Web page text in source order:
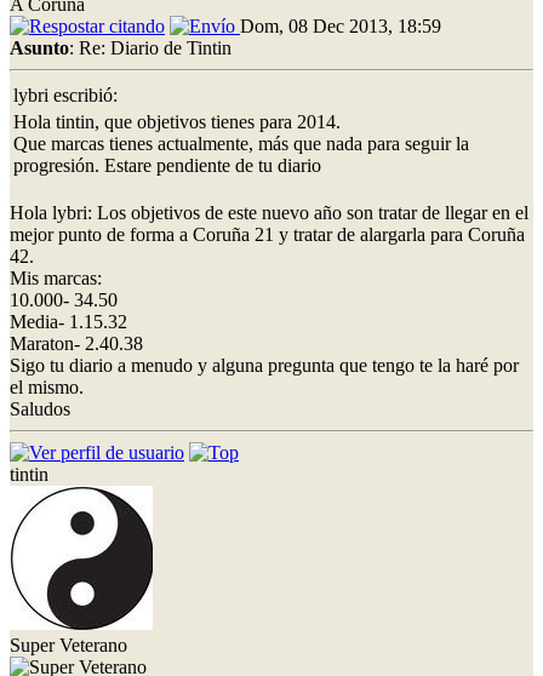
Dom, 08 Dec 2013, 18:59
Asunto: Re: Diario de Tintin
lybri escribió:
Hola tintin, que objetivos tienes para 2014.
Que marcas tienes actualmente, más que nada para seguir la
progresión. Estare pendiente de tu diario
Hola lybri: Los objetivos de este nuevo año son tratar de llegar en el
mejor punto de forma a Coruña 21 y tratar de alargarla para Coruña
42.
Mis marcas:
10.000- 34.50
Media- 1.15.32
Maraton- 2.40.38
Sigo tu diario a menudo y alguna pregunta que tengo te la haré por
el mismo.
Saludos
tintin
Super Veterano